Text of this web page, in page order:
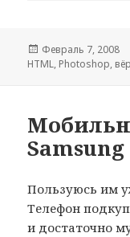
Опубликовано
Февраль 7, 2008
HTML, Photoshop,
Samsung
Пользуюсь им
Телефон
и достаточно